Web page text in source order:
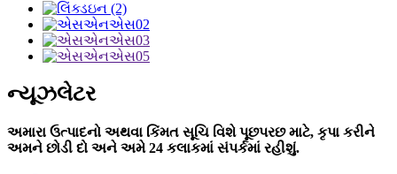
ન્યૂઝલેટર
અમારા ઉત્પાદનો અથવા કિંમત સૂચિ વિશે પૂછપરછ માટે, કૃપા કરીને
અમને છોડી દો અને અમે 24 કલાકમાં સંપર્કમાં રહીશું.